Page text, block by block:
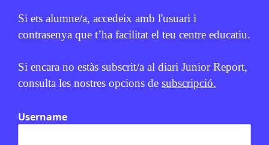
Si ets alumne/a, accedeix amb l'usuari i
contrasenya que t’ha facilitat el teu centre educatiu.
Si encara no estàs subscrit/a al diari Junior Report,
consulta les nostres opcions de subscripció.
Username